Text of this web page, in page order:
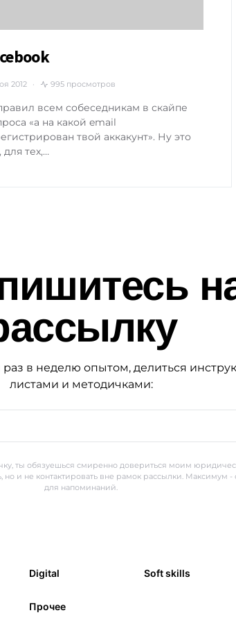
2012 995 просмотров
всем собеседникам в скайпе
«а на какой email
твой аккакунт». Ну это
для тех,…
раз в неделю опытом, делиться
листами и методичками:
ты обязуешься смиренно довериться моим
но и не контактировать вне рамок рассылки. Максимум -
для напоминаний.
Digital Soft skills
Прочее